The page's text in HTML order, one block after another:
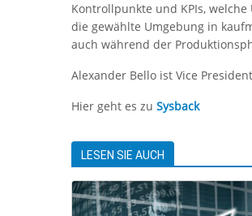
Kontrollpunkte und KPIs,
die gewählte Umgebung in
auch während der
Alexander Bello ist Vice
Hier geht es zu Sysback
LESEN SIE AUCH